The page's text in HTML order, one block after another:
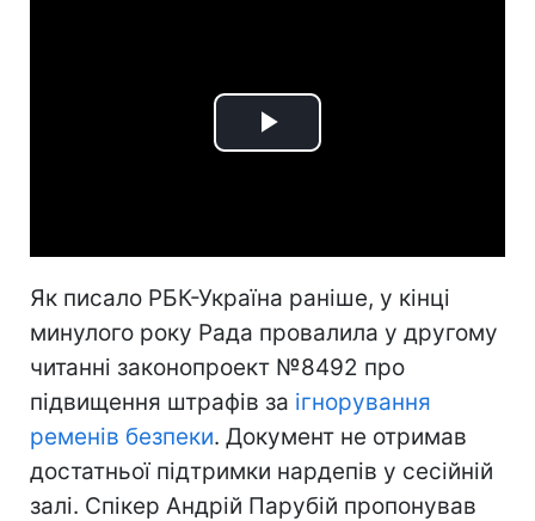
Play
Як писало РБК-Україна раніше, у кінці
минулого року Рада провалила у другому
читанні законопроект №8492 про
підвищення штрафів за ігнорування
ременів безпеки. Документ не отримав
достатньої підтримки нардепів у сесійній
залі. Спікер Андрій Парубій пропонував